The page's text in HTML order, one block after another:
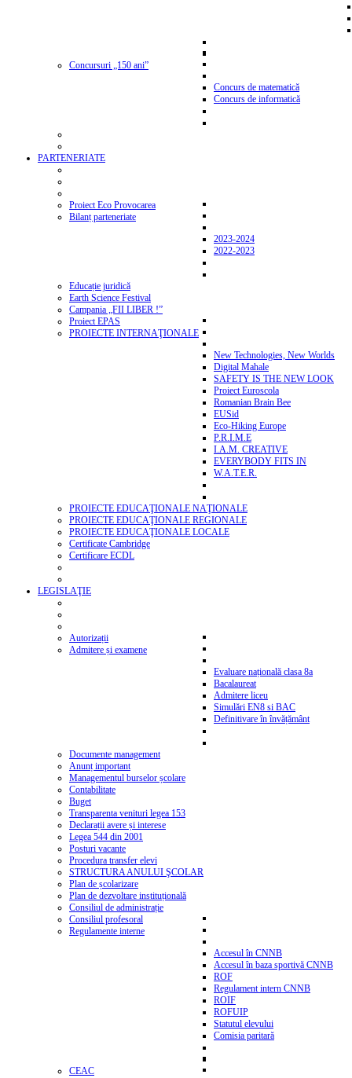
Concursuri „150 ani”
Concurs de matematică
Concurs de informatică
PARTENERIATE
Proiect Eco Provocarea
Bilanț parteneriate
2023-2024
2022-2023
Educație juridică
Earth Science Festival
Campania „FII LIBER !”
Proiect EPAS
PROIECTE INTERNAŢIONALE
New Technologies, New Worlds
Digital Mahale
SAFETY IS THE NEW LOOK
Proiect Euroscola
Romanian Brain Bee
EUSid
Eco-Hiking Europe
P.R.I.M.E
I.A.M. CREATIVE
EVERYBODY FITS IN
W.A.T.E.R.
PROIECTE EDUCAŢIONALE NAŢIONALE
PROIECTE EDUCAŢIONALE REGIONALE
PROIECTE EDUCAŢIONALE LOCALE
Certificate Cambridge
Certificare ECDL
LEGISLAŢIE
Autorizații
Admitere și examene
Evaluare națională clasa 8a
Bacalaureat
Admitere liceu
Simulări EN8 si BAC
Definitivare în învățământ
Documente management
Anunț important
Managementul burselor școlare
Contabilitate
Buget
Transparenta venituri legea 153
Declarații avere și interese
Legea 544 din 2001
Posturi vacante
Procedura transfer elevi
STRUCTURA ANULUI ŞCOLAR
Plan de școlarizare
Plan de dezvoltare instituțională
Consiliul de administrație
Consiliul profesoral
Regulamente interne
Accesul în CNNB
Accesul în baza sportivă CNNB
ROF
Regulament intern CNNB
ROIF
ROFUIP
Statutul elevului
Comisia paritară
CEAC